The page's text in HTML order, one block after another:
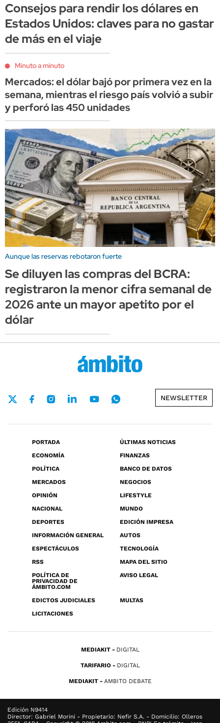
Consejos para rendir los dólares en
Estados Unidos: claves para no gastar
de más en el viaje
Minuto a minuto
Mercados: el dólar bajó por primera vez en la
semana, mientras el riesgo país volvió a subir
y perforó las 450 unidades
Aunque las reservas rebotaron fuerte
Se diluyen las compras del BCRA:
registraron la menor cifra semanal de
2026 ante un mayor apetito por el
dólar
NEWSLETTER
PORTADA
ÚLTIMAS NOTICIAS
ECONOMÍA
FINANZAS
POLÍTICA
BANCO DE DATOS
MERCADOS
NEGOCIOS
OPINIÓN
LIFESTYLE
NACIONAL
MUNDO
DEPORTES
EDICIÓN IMPRESA
INFORMACIÓN GENERAL
AUTOS
ESPECTÁCULOS
TECNOLOGÍA
RSS
MAPA DEL SITIO
POLÍTICA DE
PRIVACIDAD DE
ÁMBITO.COM
AVISO LEGAL
EDICTOS JUDICIALES
MULTAS
LICITACIONES
MEDIAKIT DIGITAL
TARIFARIO DIGITAL
MEDIAKIT AMBITO DEBATE
Edición N9414
Director: Gabriel Morini - Propietario: Nefir S.A. - Domicilio: Olleros